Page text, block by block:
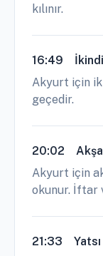
kılınır.
16:49
Akyurt için
geçedir.
20:02
Akyurt için
okunur. İftar
21:33